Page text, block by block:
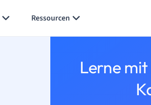
Ressourcen
Lerne